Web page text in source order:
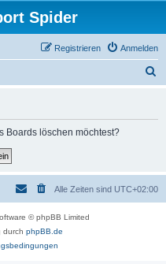
Spider
Anmelden
Registrieren
Boards löschen möchtest?
Alle Zeiten sind UTC+02:00
© phpBB Limited
durch phpBB.de